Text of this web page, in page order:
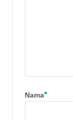
Nama*